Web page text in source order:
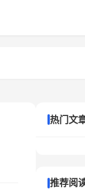
热门文
推荐阅